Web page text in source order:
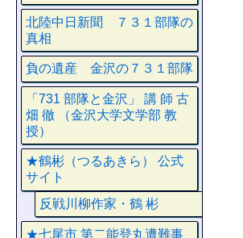
北陸中日新聞 ７３１部隊の
真相
負の遺産 金沢の７３１部隊
「731 部隊と金沢」 講 師 古
畑 徹 （金沢大学文学部 教
授）
★鶴彬（つるあきら） 公式
サイト
反戦川柳作家・鶴 彬
★七尾市 第二能登丸遭難事